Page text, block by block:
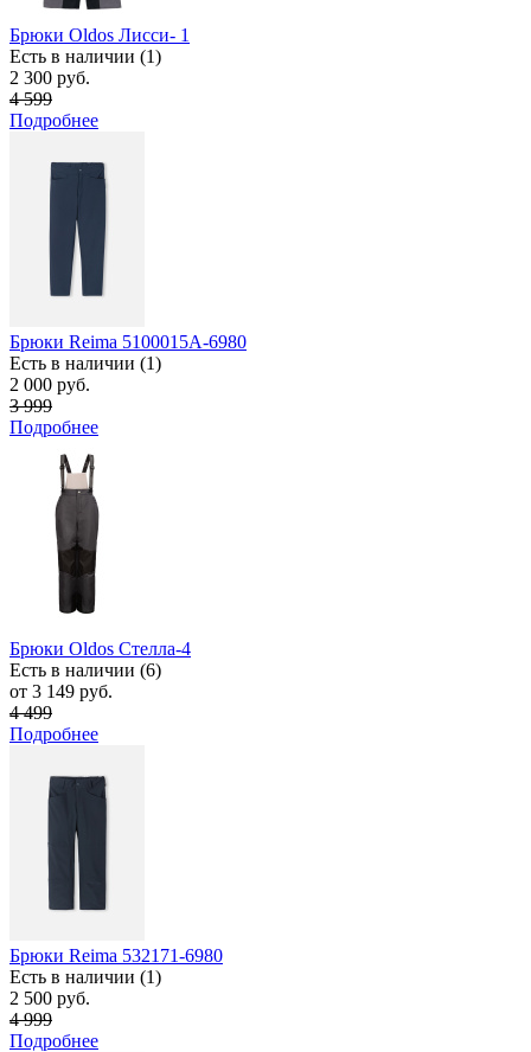
Брюки Oldos Лисси- 1
Есть в наличии (1)
2 300 руб.
4 599
Подробнее
Брюки Reima 5100015А-6980
Есть в наличии (1)
2 000 руб.
3 999
Подробнее
Брюки Oldos Стелла-4
Есть в наличии (6)
от 3 149 руб.
4 499
Подробнее
Брюки Reima 532171-6980
Есть в наличии (1)
2 500 руб.
4 999
Подробнее